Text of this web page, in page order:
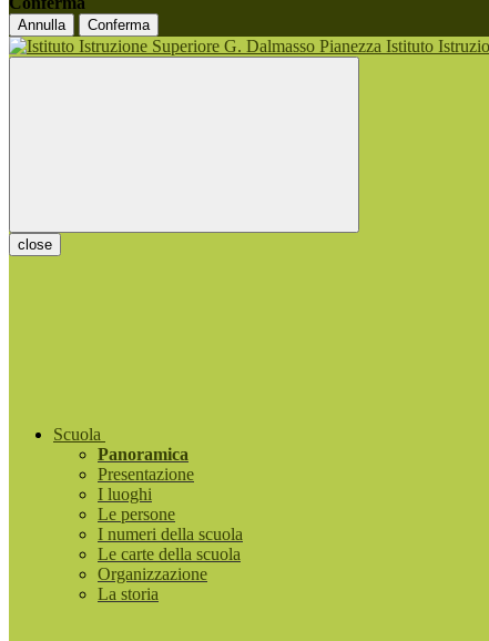
Annulla Conferma
Istituto
close
Scuola
Panoramica
Presentazione
I luoghi
Le persone
I numeri della scuola
Le carte della scuola
Organizzazione
La storia